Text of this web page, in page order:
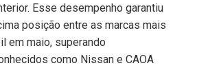
Esse desempenho garantiu
posição entre as marcas mais
em maio, superando
como Nissan e CAOA